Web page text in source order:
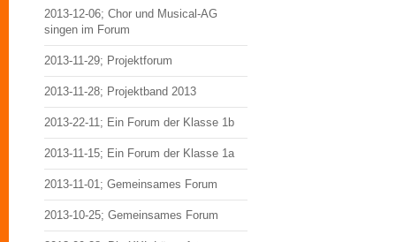
2013-12-06; Chor und Musical-AG
singen im Forum
2013-11-29; Projektforum
2013-11-28; Projektband 2013
2013-22-11; Ein Forum der Klasse 1b
2013-11-15; Ein Forum der Klasse 1a
2013-11-01; Gemeinsames Forum
2013-10-25; Gemeinsames Forum